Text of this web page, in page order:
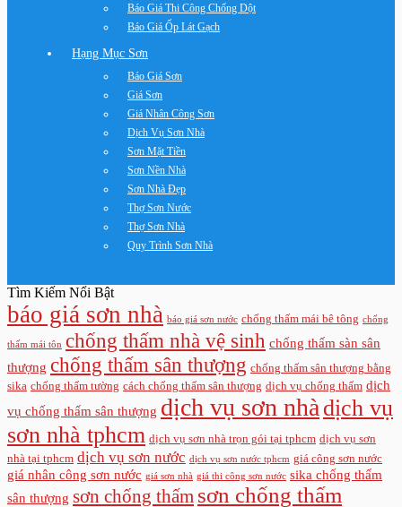
Báo Giá Thi Công Chống Dột
Báo Giá Ốp Lát Gạch
Hạng Mục Sơn
Báo Giá Sơn
Giá Sơn
Giá Nhân Công Sơn
Dịch Vụ Sơn Nhà
Sơn Mặt Tiền
Sơn Nền Nhà
Sơn Nhà Đẹp
Thợ Sơn Nước
Thợ Sơn Nhà
Quy Trình Sơn Nhà
Tìm Kiếm Nổi Bật
báo giá sơn nhà báo giá sơn nước chống thấm mái bê tông chống
thấm mái tôn chống thấm nhà vệ sinh chống thấm sàn sân
thượng chống thấm sân thượng chống thấm sân thượng bằng
sika chống thấm tường cách chống thấm sân thượng dịch vụ chống thấm dịch
vụ chống thấm sân thượng dịch vụ sơn nhà dịch vụ
sơn nhà tphcm dịch vụ sơn nhà trọn gói tại tphcm dịch vụ sơn
nhà tại tphcm dịch vụ sơn nước dịch vụ sơn nước tphcm giá công sơn nước
giá nhân công sơn nước giá sơn nhà giá thi công sơn nước sika chống thấm
sân thượng sơn chống thấm sơn chống thấm